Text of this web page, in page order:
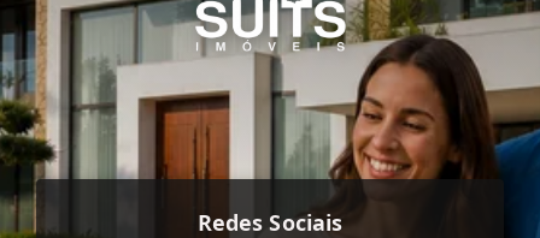
Redes Sociais